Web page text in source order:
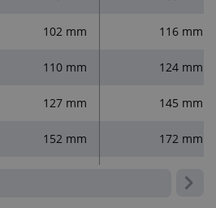
102 mm 116 mm
110 mm 124 mm
127 mm 145 mm
152 mm 172 mm